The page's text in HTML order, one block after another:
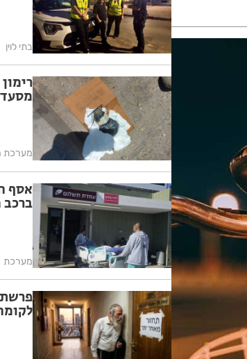
בתי לוין
מערכת
אסף
ברכב
מערכת
לקומה 20